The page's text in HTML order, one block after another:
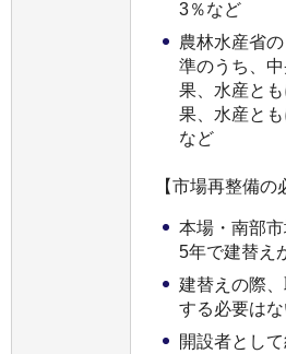
3％など
農林水産省
準のうち、
果、水産と
果、水産と
など
【市場再整備
本場・南部
5年で建替え
建替えの際
する必要はな
開設者とし